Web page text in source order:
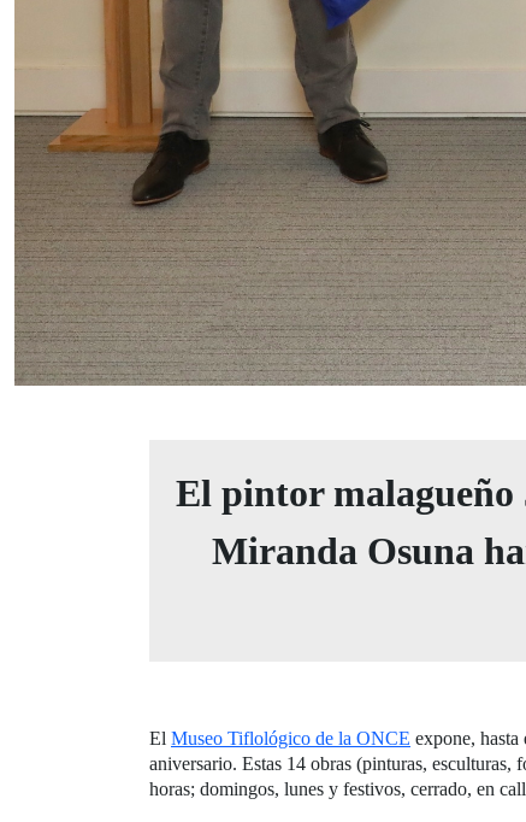
El pintor malagueño
Miranda Osuna
El Museo Tiflológico de la ONCE expone, hasta
aniversario. Estas 14 obras (pinturas, esculturas,
horas; domingos, lunes y festivos, cerrado, en